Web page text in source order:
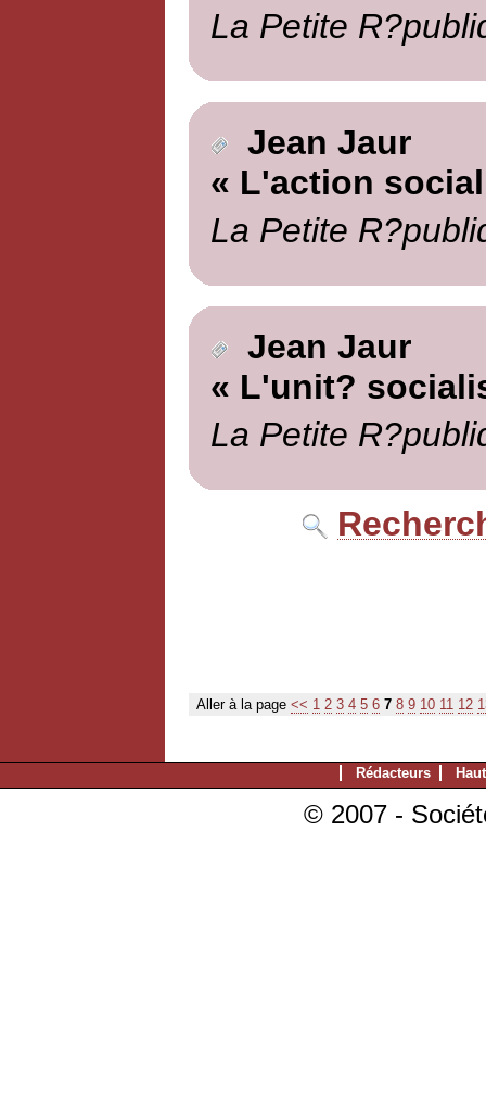
La Petite
Jean Jaur
« L'action
La Petite
Jean Jaur
« L'unit?
La Petite
Aller à la page << 1 2 3 4 5 6 7 8 9 10 11 12
Rédacteurs
© 2007 -